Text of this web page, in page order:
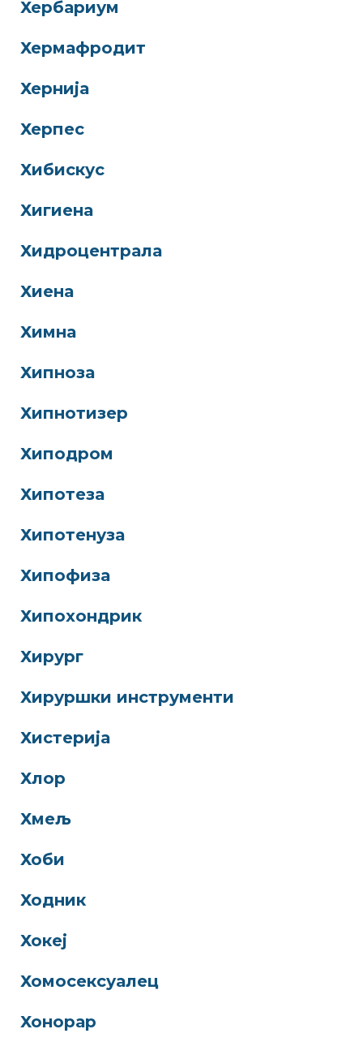
Хербариум
Хермафродит
Хернија
Херпес
Хибискус
Хигиена
Хидроцентрала
Хиена
Химна
Хипноза
Хипнотизер
Хиподром
Хипотеза
Хипотенуза
Хипофиза
Хипохондрик
Хирург
Хируршки инструменти
Хистерија
Хлор
Хмељ
Хоби
Ходник
Хокеј
Хомосексуалец
Хонорар